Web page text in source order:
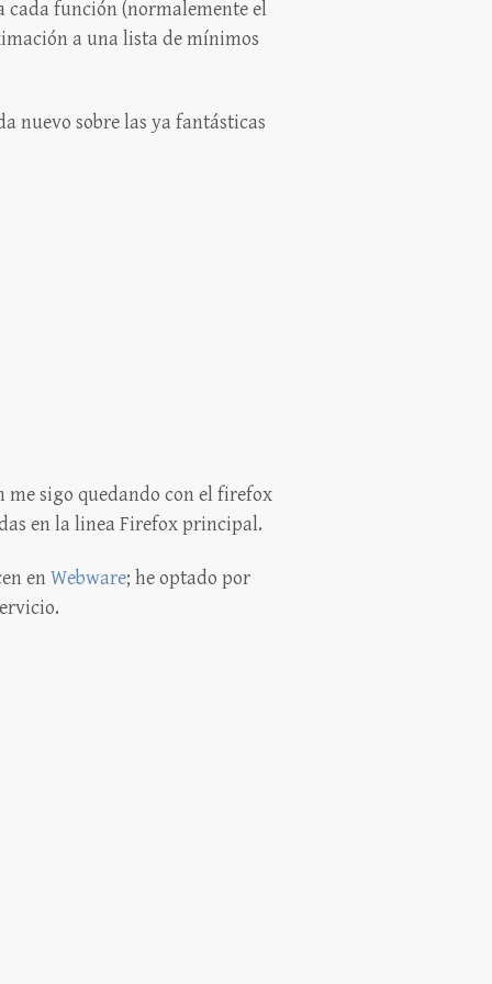
cada función (normalemente el
a una lista de mínimos
nuevo sobre las ya fantásticas
me sigo quedando con el firefox
en la linea Firefox principal.
en Webware; he optado por